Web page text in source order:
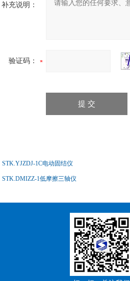
补充说明：
验证码：
STK.YJZDJ-1C电动固结仪
STK.DMIZZ-1低摩擦三轴仪